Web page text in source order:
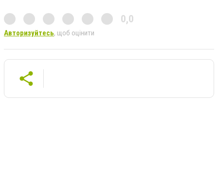
0,0
Авторизуйтесь, щоб оцінити